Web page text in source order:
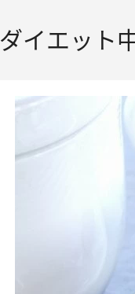
ダイエット